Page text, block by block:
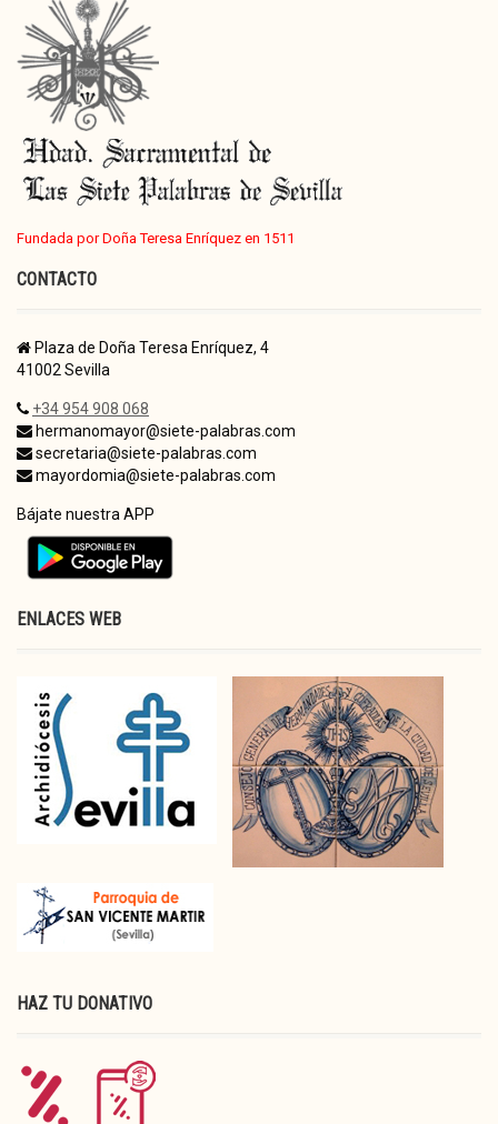
Fundada por Doña Teresa Enríquez en 1511
CONTACTO
Plaza de Doña Teresa Enríquez, 4
41002 Sevilla
+34 954 908 068
hermanomayor@siete-palabras.com
secretaria@siete-palabras.com
mayordomia@siete-palabras.com
Bájate nuestra APP
ENLACES WEB
HAZ TU DONATIVO